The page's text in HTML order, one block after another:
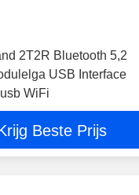
2T2R Bluetooth 5,2
USB Interface
WiFi
Beste Prijs